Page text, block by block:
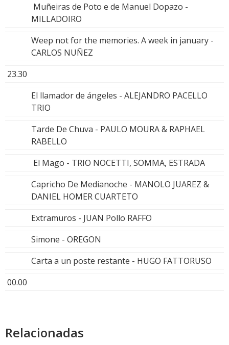
Muñeiras de Poto e de Manuel Dopazo -
MILLADOIRO
Weep not for the memories. A week in january -
CARLOS NUÑEZ
23.30
El llamador de ángeles - ALEJANDRO PACELLO
TRIO
Tarde De Chuva - PAULO MOURA & RAPHAEL
RABELLO
El Mago - TRIO NOCETTI, SOMMA, ESTRADA
Capricho De Medianoche - MANOLO JUAREZ &
DANIEL HOMER CUARTETO
Extramuros - JUAN Pollo RAFFO
Simone - OREGON
Carta a un poste restante - HUGO FATTORUSO
00.00
Relacionadas